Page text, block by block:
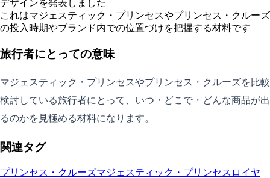
デザインを発表しました
これはマジェスティック・プリンセスやプリンセス・クルーズ
の投入時期やブランド内での位置づけを把握する材料です
旅行者にとっての意味
マジェスティック・プリンセスやプリンセス・クルーズを比較
検討している旅行者にとって、いつ・どこで・どんな商品が出
るのかを見極める材料になります。
関連タグ
プリンセス・クルーズマジェスティック・プリンセス ロイヤ